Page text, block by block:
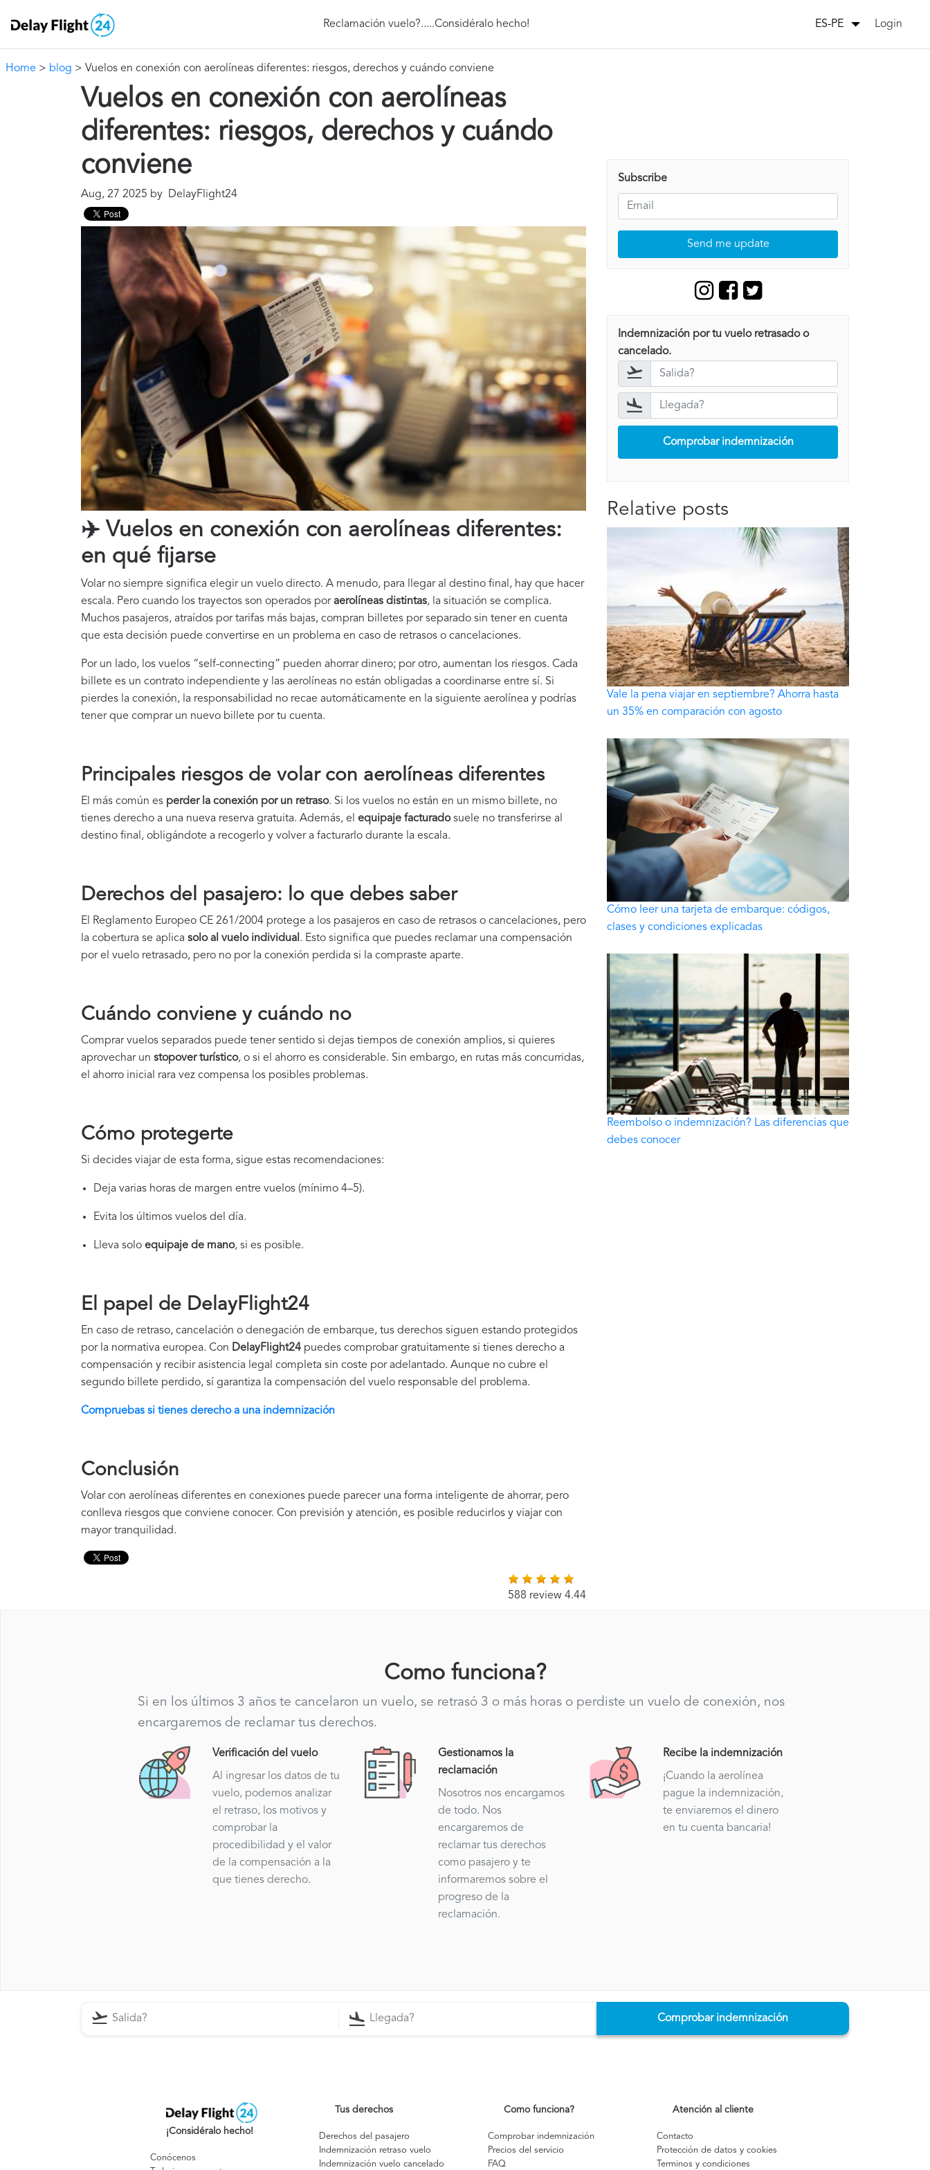
Reclamación vuelo?.....Considéralo hecho! ES-PE Login
Home > blog > Vuelos en conexión con aerolíneas diferentes: riesgos, derechos y cuándo conviene
Vuelos en conexión con aerolíneas
diferentes: riesgos, derechos y cuándo
conviene
Aug, 27 2025 by DelayFlight24
✈️ Vuelos en conexión con aerolíneas diferentes:
en qué fijarse
Volar no siempre significa elegir un vuelo directo. A menudo, para llegar al destino final, hay que hacer
escala. Pero cuando los trayectos son operados poraerolíneas distintas, la situación se complica.
Muchos pasajeros, atraídos por tarifas más bajas, compran billetes por separado sin tener en cuenta
que esta decisión puede convertirse en un problema en caso de retrasos o cancelaciones.
Por un lado, los vuelos “self-connecting” pueden ahorrar dinero; por otro, aumentan los riesgos. Cada
billete es un contrato independiente y las aerolíneas no están obligadas a coordinarse entre sí. Si
pierdes la conexión, la responsabilidad no recae automáticamente en la siguiente aerolínea y podrías
tener que comprar un nuevo billete por tu cuenta.
Principales riesgos de volar con aerolíneas diferentes
El más común es perder la conexión por un retraso. Si los vuelos no están en un mismo billete, no
tienes derecho a una nueva reserva gratuita. Además, el equipaje facturadosuele no transferirse al
destino final, obligándote a recogerlo y volver a facturarlo durante la escala.
Derechos del pasajero: lo que debes saber
El Reglamento Europeo CE 261/2004 protege a los pasajeros en caso de retrasos o cancelaciones, pero
la cobertura se aplica solo al vuelo individual. Esto significa que puedes reclamar una compensación
por el vuelo retrasado, pero no por la conexión perdida si la compraste aparte.
Cuándo conviene y cuándo no
Comprar vuelos separados puede tener sentido si dejas tiempos de conexión amplios, si quieres
aprovechar un stopover turístico, o si el ahorro es considerable. Sin embargo, en rutas más concurridas,
el ahorro inicial rara vez compensa los posibles problemas.
Cómo protegerte
Si decides viajar de esta forma, sigue estas recomendaciones:
Deja varias horas de margen entre vuelos (mínimo 4–5).
Evita los últimos vuelos del día.
Lleva solo equipaje de mano, si es posible.
El papel de DelayFlight24
En caso de retraso, cancelación o denegación de embarque, tus derechos siguen estando protegidos
por la normativa europea. Con DelayFlight24 puedes comprobar gratuitamente si tienes derecho a
compensación y recibir asistencia legal completa sin coste por adelantado. Aunque no cubre el
segundo billete perdido, sí garantiza la compensación del vuelo responsable del problema.
Compruebas si tienes derecho a una indemnización
Conclusión
Volar con aerolíneas diferentes en conexiones puede parecer una forma inteligente de ahorrar, pero
conlleva riesgos que conviene conocer. Con previsión y atención, es posible reducirlos y viajar con
mayor tranquilidad.
588 review 4.44
Subscribe
Send me update
Indemnización por tu vuelo retrasado o
cancelado.
Comprobar indemnización
Relative posts
Vale la pena viajar en septiembre? Ahorra hasta
un 35% en comparación con agosto
Cómo leer una tarjeta de embarque: códigos,
clases y condiciones explicadas
Reembolso o indemnización? Las diferencias que
debes conocer
Como funciona?
Si en los últimos 3 años te cancelaron un vuelo, se retrasó 3 o más horas o perdiste un vuelo de conexión, nos
encargaremos de reclamar tus derechos.
Verificación del vuelo
Al ingresar los datos de tu
vuelo, podemos analizar
el retraso, los motivos y
comprobar la
procedibilidad y el valor
de la compensación a la
que tienes derecho.
Gestionamos la
reclamación
Nosotros nos encargamos
de todo. Nos
encargaremos de
reclamar tus derechos
como pasajero y te
informaremos sobre el
progreso de la
reclamación.
Recibe la indemnización
¡Cuando la aerolínea
pague la indemnización,
te enviaremos el dinero
en tu cuenta bancaria!
Comprobar indemnización
¡Considéralo hecho!
Conócenos
Tus derechos
Derechos del pasajero
Indemnización retraso vuelo
Indemnización vuelo cancelado
Como funciona?
Comprobar indemnización
Precios del servicio
FAQ
Atención al cliente
Contacto
Protección de datos y cookies
Terminos y condiciones